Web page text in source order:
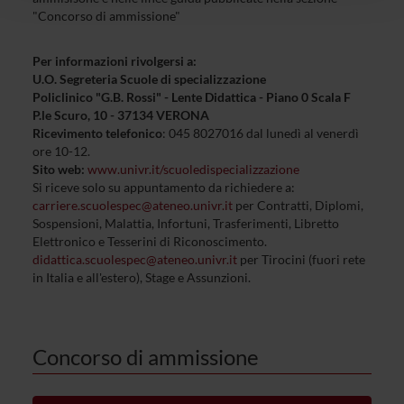
con altre informazioni che hai fornito loro o che hanno
raccolto dal tuo utilizzo dei loro servizi.
"Concorso di ammissione"
Per informazioni rivolgersi a:
U.O. Segreteria Scuole di specializzazione
Policlinico "G.B. Rossi" - Lente Didattica - Piano 0 Scala F
P.le Scuro, 10 - 37134 VERONA
Ricevimento telefonico: 045 8027016 dal lunedì al venerdì
ore 10-12.
Sito web: www.univr.it/scuoledispecializzazione
Si riceve solo su appuntamento da richiedere a:
carriere.scuolespec@ateneo.univr.itper Contratti, Diplomi,
Sospensioni, Malattia, Infortuni, Trasferimenti, Libretto
Elettronico e Tesserini di Riconoscimento.
didattica.scuolespec@ateneo.univr.itper Tirocini (fuori rete
in Italia e all'estero), Stage e Assunzioni.
Concorso di ammissione